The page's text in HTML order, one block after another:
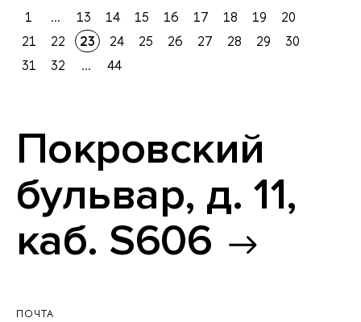
1 ... 13 14 15 16 17 18 19
20
21
22 23 24 25 26 27 28 29
30
31
32 ... 44
Покровский
бульвар, д. 11,
каб. S606
ПОЧТА